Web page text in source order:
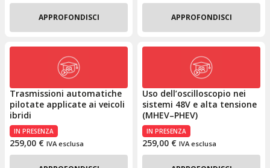
APPROFONDISCI APPROFONDISCI
Trasmissioni automatiche
pilotate applicate ai veicoli
ibridi
IN PRESENZA
259,00 € IVA esclusa
Uso dell’oscilloscopio nei
sistemi 48V e alta tensione
(MHEV–PHEV)
IN PRESENZA
259,00 € IVA esclusa